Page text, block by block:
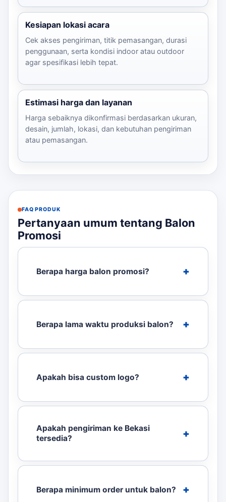
Kesiapan lokasi acara
Cek akses pengiriman, titik pemasangan, durasi
penggunaan, serta kondisi indoor atau outdoor
agar spesifikasi lebih tepat.
Estimasi harga dan layanan
Harga sebaiknya dikonfirmasi berdasarkan ukuran,
desain, jumlah, lokasi, dan kebutuhan pengiriman
atau pemasangan.
FAQ PRODUK
Pertanyaan umum tentang Balon
Promosi
Berapa harga balon promosi?
Berapa lama waktu produksi balon?
Apakah bisa custom logo?
Apakah pengiriman ke Bekasi
tersedia?
Berapa minimum order untuk balon?